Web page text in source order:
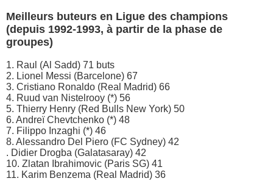
Meilleurs buteurs en Ligue des champions
(depuis 1992-1993, à partir de la phase de
groupes)
1. Raul (Al Sadd) 71 buts
2. Lionel Messi (Barcelone) 67
3. Cristiano Ronaldo (Real Madrid) 66
4. Ruud van Nistelrooy (*) 56
5. Thierry Henry (Red Bulls New York) 50
6. Andreï Chevtchenko (*) 48
7. Filippo Inzaghi (*) 46
8. Alessandro Del Piero (FC Sydney) 42
. Didier Drogba (Galatasaray) 42
10. Zlatan Ibrahimovic (Paris SG) 41
11. Karim Benzema (Real Madrid) 36